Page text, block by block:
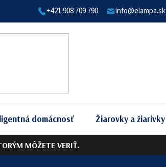
MÔŽETE VERIŤ.
+421 908 709 790 info@elampa.sk
domácnosť Žiarovky a žiarivky